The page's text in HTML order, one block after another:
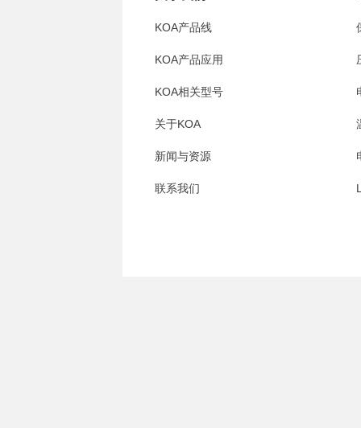
KOA产品线
KOA产品应用
KOA相关型号
关于KOA
新闻与资源
联系我们